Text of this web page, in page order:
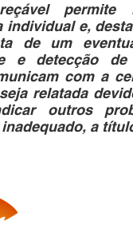
permite
individual e,
de um
e detecção
com a
relatada
outros
a